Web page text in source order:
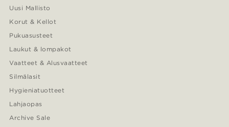
Uusi Mallisto
Korut & Kellot
Pukuasusteet
Laukut & lompakot
Vaatteet & Alusvaatteet
Silmälasit
Hygieniatuotteet
Lahjaopas
Archive Sale